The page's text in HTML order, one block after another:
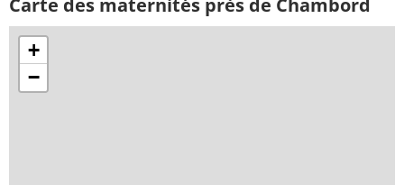
Carte des maternités près de Chambord
+
−